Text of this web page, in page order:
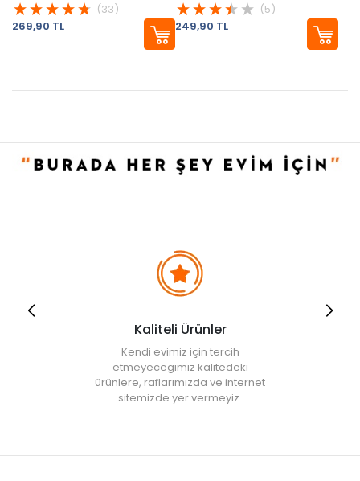
(33)
269,90 TL
(5)
249,90 TL
Kaliteli Ürünler
Kendi evimiz için tercih
etmeyeceğimiz kalitedeki
ürünlere, raflarımızda ve internet
sitemizde yer vermeyiz.